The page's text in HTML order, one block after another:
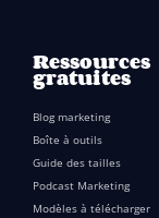
Ressources
gratuites
Blog marketing
Boîte à outils
Guide des tailles
Podcast Marketing
Modèles à télécharger